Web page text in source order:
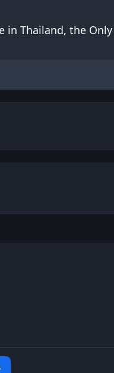
in Thailand, the